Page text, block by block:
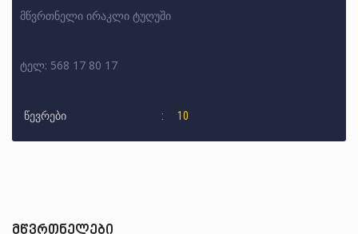
მწვრთნელი ირაკლი ტუღუში
ტელ: 568 17 80 17
წევრები 10